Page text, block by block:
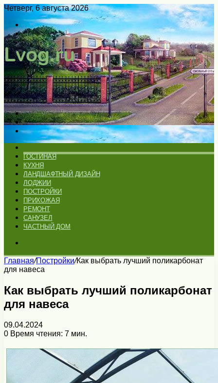
Четверг, 6 августа 2026
Войти
Switch
skin
Меню
Искать
Switch
skin
ГОСТИНАЯ
КУХНЯ
ЛАНДШАФТНЫЙ ДИЗАЙН
ЛОДЖИИ
ПОСТРОЙКИ
ПРИХОЖАЯ
РЕМОНТ
САНУЗЕЛ
ЧАСТНЫЙ ДОМ
Главная/Постройки/Как выбрать лучший поликарбонат
для навеса
Как выбрать лучший поликарбонат
для навеса
09.04.2024
0 Время чтения: 7 мин.